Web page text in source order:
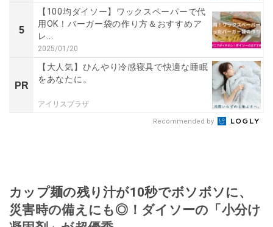
5
【100均ダイソー】ワックスペーパーで代
用OK！バーガー袋の作り方＆おすすめア
レ...
2025/01/20
PR
【大人気】ひんやり冷感寝具で快適な睡眠
をあなたに。
アイリスプラザ
Recommended by
カップ麺の残り汁が10秒でボソボソに、
災害時の備えにも◎！ダイソーの「小分け